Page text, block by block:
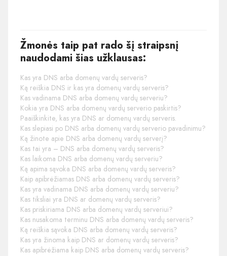
Žmonės taip pat rado šį straipsnį
naudodami šias užklausas:
Kas yra DNS arba domenų vardų serveris?
Ką reiškia DNS ir kas yra domenų vardų serveris?
Kas vadinama DNS arba domenų vardų serveriu?
Kokia yra DNS arba domenų vardų serverio paskirtis?
Paaiškinkite, kas yra DNS ar domenų vardų serveris.
Kas slepiasi po DNS arba domenų vardų serverio pavadinimu?
Ką žinote apie DNS arba domenų vardų serverį?
Kas tai yra – DNS arba domenų vardų serveris?
Kas laikoma DNS arba domenų vardų serveriu?
Ką apima sąvoka DNS arba domenų vardų serveris?
Kaip apibrėžiamas DNS arba domenų vardų serveris?
Kas yra vadinama DNS arba domenų vardų serveriu?
Kas tiksliai yra DNS ar domenų vardų serveris?
Kas priskiriama DNS arba domenų vardų serveriui?
Kas nusakoma terminu DNS arba domenų vardų serveris?
Ką reiškia sąvoka DNS arba domenų vardų serveris?
Kas yra žinoma kaip DNS ar domenų vardų serveris?
Kas apibrėžiama kaip DNS arba domenų vardų serveris?